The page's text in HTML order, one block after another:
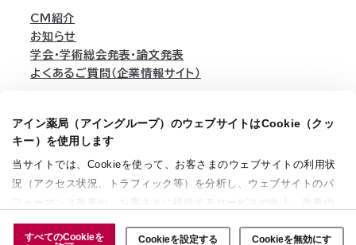
アイン薬局（アイングループ）のウェブサイトはCookie（クッ
キー）を使用します
当サイトでは、Cookieを使って、お客さまのウェブサイトの利用状
況（アクセス状況、トラフィック等）を分析し、ウェブサイトのパ
フォーマンス改善や、お客さまに提供するサービスの向上、改善の
ために使用することがあります。 また、お客さまによるサイトの利
用状況についても情報を収集し、ソーシャルメディアや広告配信、
すべてのCookieを
Cookieを設定する
Cookieを無効にす
CM紹介
お知らせ
学会・学術総会発表・論文発表
よくあるご質問（企業情報サイト）
English
個人情報保護方針 ウェブアクセシビリティ方針 サイトマップ